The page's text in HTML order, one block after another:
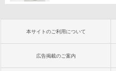
本サイトのご利用について
広告掲載のご案内